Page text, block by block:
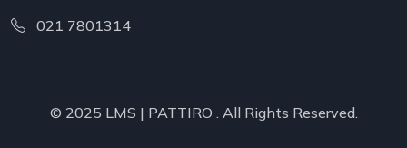
021 7801314
© 2025 LMS | PATTIRO . All Rights Reserved.